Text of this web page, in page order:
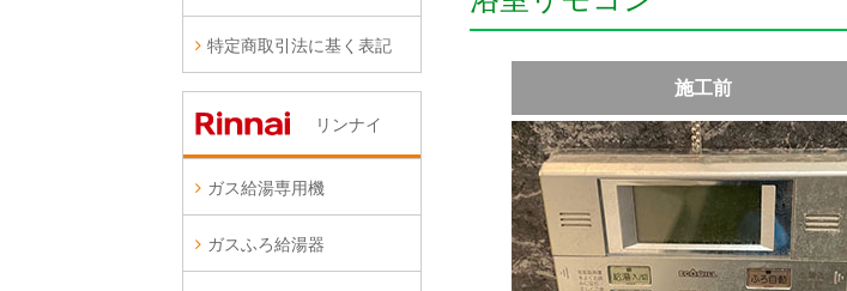
施工前
特定商取引法に基く表記
リンナイ
ガス給湯専用機
ガスふろ給湯器